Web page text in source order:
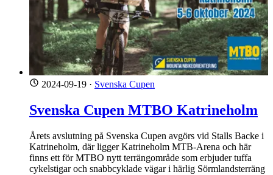
2024-09-19 · Svenska Cupen
Svenska Cupen MTBO Katrineholm
Årets avslutning på Svenska Cupen avgörs vid Stalls Backe i
Katrineholm, där ligger Katrineholm MTB-Arena och här
finns ett för MTBO nytt terrängområde som erbjuder tuffa
cykelstigar och snabbcyklade vägar i härlig Sörmlandsterräng